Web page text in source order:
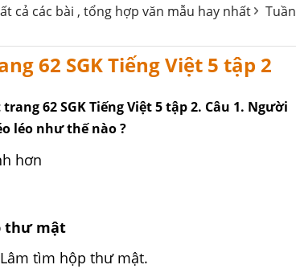
cả các bài , tổng hợp văn mẫu hay nhất
Tuần
62 SGK Tiếng Việt 5 tập 2
62 SGK Tiếng Việt 5 tập 2. Câu 1. Người
léo như thế nào ?
hơn
thư mật
tìm hộp thư mật.